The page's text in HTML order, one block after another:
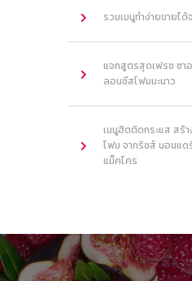
รวมเมนูทำง่ายขายไ
แจกสูตรสุดเฟรช ชา
ลอนชีสโฟมมะนาว
เมนูฮิตติดกระแส สร้
โฟม จากริชส์ นอนแด
แม็คโคร